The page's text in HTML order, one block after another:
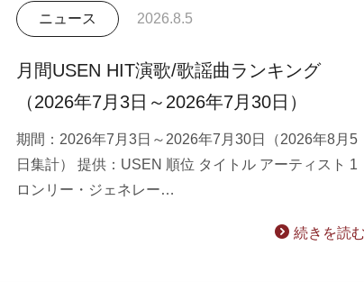
ニュース 2026.8.5
月間USEN HIT演歌/歌謡曲ランキング
（2026年7月3日～2026年7月30日）
期間：2026年7月3日～2026年7月30日（2026年8月5
日集計） 提供：USEN 順位 タイトル アーティスト 1
ロンリー・ジェネレー…
続きを読む